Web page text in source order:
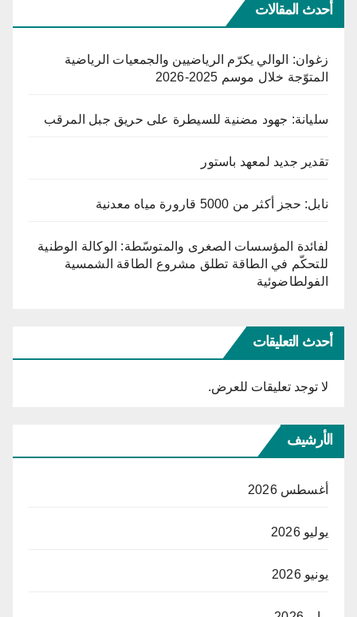
أحدث المقالات
زغوان: الوالي يكرّم الرياضيين والجمعيات الرياضية
المتوّجة خلال موسم 2025-2026
سليانة: جهود مضنية للسيطرة على حريق جبل المرقب
تقدير جديد لمعهد باستور
نابل: حجز أكثر من 5000 قارورة مياه معدنية
لفائدة المؤسسات الصغرى والمتوسّطة: الوكالة الوطنية
للتحكّم في الطاقة تطلق مشروع الطاقة الشمسية
الفولطاضوئية
أحدث التعليقات
لا توجد تعليقات للعرض.
الأرشيف
أغسطس 2026
يوليو 2026
يونيو 2026